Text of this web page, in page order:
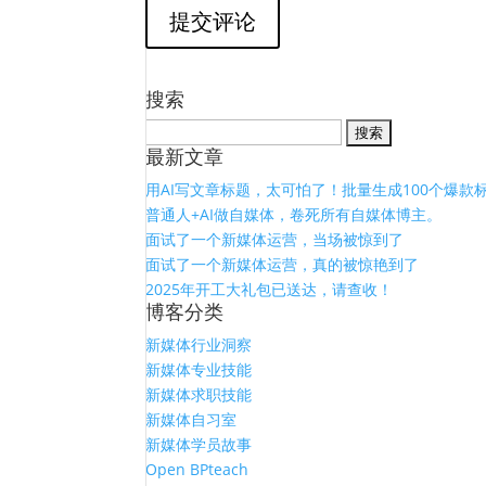
搜索
索：
最新文章
用AI写文章标题，太可怕了！批量生成100个爆款
普通人+AI做自媒体，卷死所有自媒体博主。
面试了一个新媒体运营，当场被惊到了
面试了一个新媒体运营，真的被惊艳到了
2025年开工大礼包已送达，请查收！
博客分类
新媒体行业洞察
新媒体专业技能
新媒体求职技能
新媒体自习室
新媒体学员故事
Open BPteach